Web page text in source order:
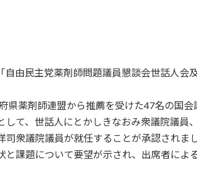
由民主党薬剤師問題議員懇談会世話人会
県薬剤師連盟から推薦を受けた47名の国会
して、世話人にとかしきなおみ衆議院議員
衆議院議員が就任することが承認されま
課題について要望が示され、出席者によ